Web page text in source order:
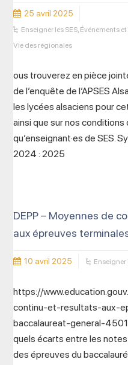
25 avril 2025
Enseigner les SES, Événements
Vie des régionales
ous trouverez en pièce
de l’enquête de l’APSES
les lycées alsaciens pour
ainsi que sur nos conditions
qu’enseignant·es de SES.
2024 : 2025
DEPP – Moyennes de
aux épreuves
10 avril 2025 Enseigner
https://
continu-et-resultats-aux-
baccalaureat-general-
quels écarts entre les
des épreuves du